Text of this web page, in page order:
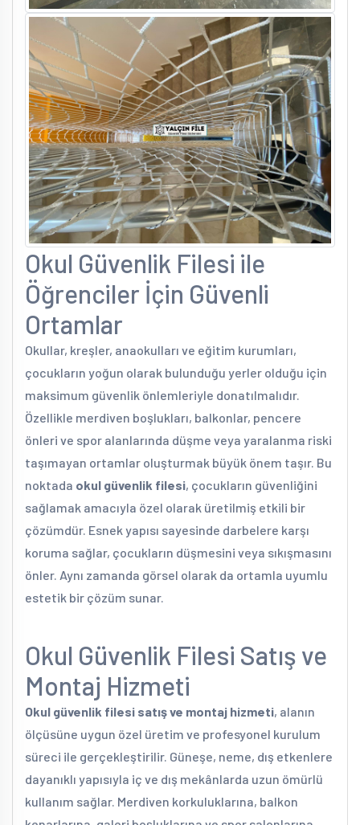
Okul Güvenlik Filesi ile
Öğrenciler İçin Güvenli
Ortamlar
Okullar, kreşler, anaokulları ve eğitim kurumları,
çocukların yoğun olarak bulunduğu yerler olduğu için
maksimum güvenlik önlemleriyle donatılmalıdır.
Özellikle merdiven boşlukları, balkonlar, pencere
önleri ve spor alanlarında düşme veya yaralanma riski
taşımayan ortamlar oluşturmak büyük önem taşır. Bu
noktada okul güvenlik filesi, çocukların güvenliğini
sağlamak amacıyla özel olarak üretilmiş etkili bir
çözümdür. Esnek yapısı sayesinde darbelere karşı
koruma sağlar, çocukların düşmesini veya sıkışmasını
önler. Aynı zamanda görsel olarak da ortamla uyumlu
estetik bir çözüm sunar.
Okul Güvenlik Filesi Satış ve
Montaj Hizmeti
Okul güvenlik filesi satış ve montaj hizmeti, alanın
ölçüsüne uygun özel üretim ve profesyonel kurulum
süreci ile gerçekleştirilir. Güneşe, neme, dış etkenlere
dayanıklı yapısıyla iç ve dış mekânlarda uzun ömürlü
kullanım sağlar. Merdiven korkuluklarına, balkon